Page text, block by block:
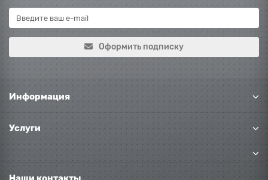
Оформить подписку
Информация
Услуги